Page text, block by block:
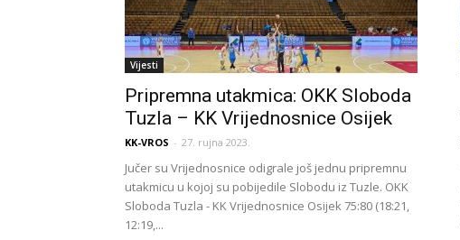
Vijesti
Pripremna utakmica: OKK Sloboda
Tuzla – KK Vrijednosnice Osijek
KK-VROS - 27. rujna 2023.
Jučer su Vrijednosnice odigrale još jednu pripremnu
utakmicu u kojoj su pobijedile Slobodu iz Tuzle. OKK
Sloboda Tuzla - KK Vrijednosnice Osijek 75:80 (18:21,
12:19,...